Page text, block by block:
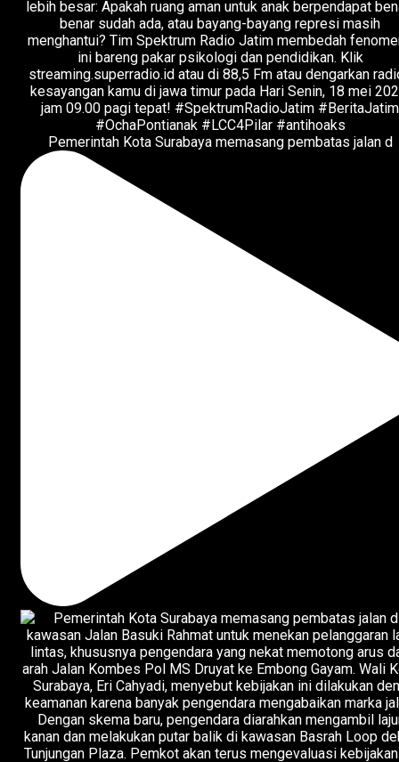
Pemerintah Kota Surabaya memasang pembatas jalan d